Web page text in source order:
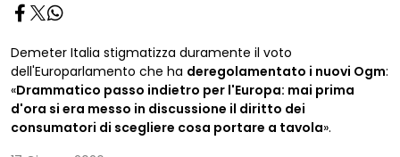
Demeter Italia stigmatizza duramente il voto
dell'Europarlamento che ha deregolamentato i nuovi Ogm:
«Drammatico passo indietro per l'Europa: mai prima
d'ora si era messo in discussione il diritto dei
consumatori di scegliere cosa portare a tavola».